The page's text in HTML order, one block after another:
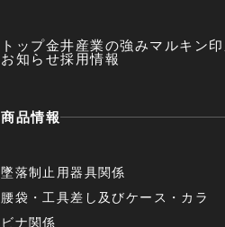
トップ金井産業の強みマルキン印
お知らせ採用情報
商品情報
墜落制止用器具関係
腰袋・工具差し及びケース・カラ
ビナ関係